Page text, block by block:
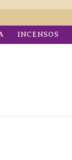
INCENSOS